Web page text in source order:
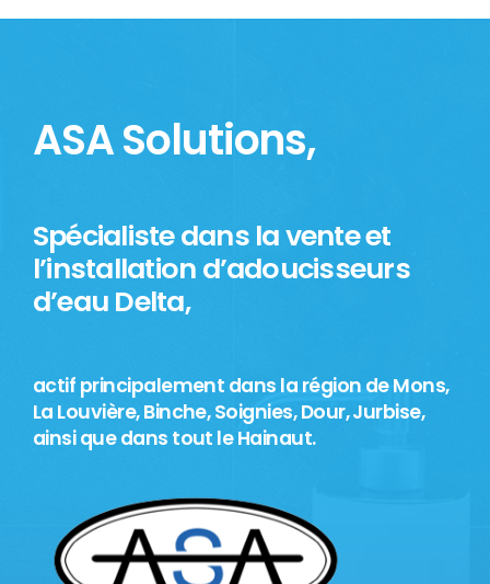
ASA Solutions,
Spécialiste dans la vente et
l’installation d’adoucisseurs
d’eau Delta,
actif principalement dans la région de Mons,
La Louvière, Binche, Soignies, Dour, Jurbise,
ainsi que dans tout le Hainaut.